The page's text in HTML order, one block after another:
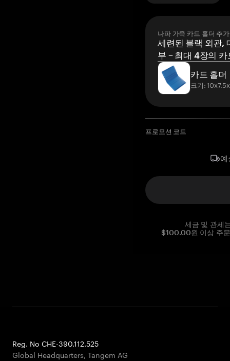
나파 가죽 카드 홀더 추가
세련된 블랙 외관,
부 – 최대 4장의
카드 홀더
크기:
프로모션 코드
예
세금 및 관세
$100.00원 이상 주
Reg. No CHE-390.112.525
Global Headquarters, Tangem AG